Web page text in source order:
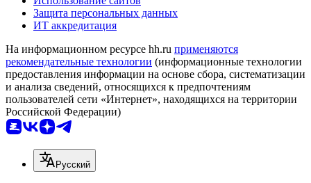
Защита персональных данных
ИТ аккредитация
На информационном ресурсе hh.ru применяются
рекомендательные технологии (информационные технологии
предоставления информации на основе сбора, систематизации
и анализа сведений, относящихся к предпочтениям
пользователей сети «Интернет», находящихся на территории
Российской Федерации)
Русский